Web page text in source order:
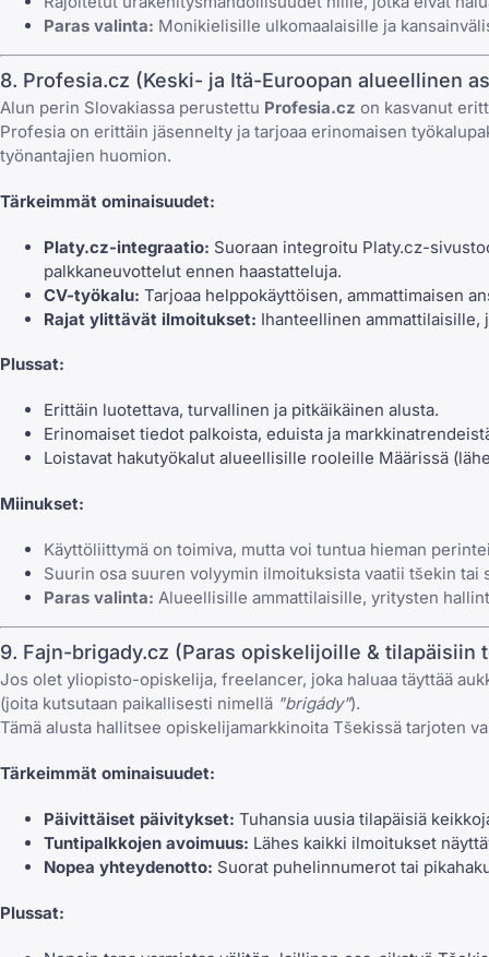
Paras valinta: Monikielisille ulkomaalaisille ja
8. Profesia.cz (Keski- ja Itä-Euroopan alueellinen
Alun perin Slovakiassa perustettu Profesia.cz on kasvanut
Profesia on erittäin jäsennelty ja tarjoaa erinomaisen
työnantajien huomion.
Tärkeimmät ominaisuudet:
Platy.cz-integraatio: Suoraan integroitu Platy.cz-
palkkaneuvottelut ennen haastatteluja.
CV-työkalu: Tarjoaa helppokäyttöisen, ammattimaisen
Rajat ylittävät ilmoitukset: Ihanteellinen ammattilaisille,
Plussat:
Erittäin luotettava, turvallinen ja pitkäikäinen alusta.
Erinomaiset tiedot palkoista, eduista ja
Loistavat hakutyökalut alueellisille rooleille Määrissä
Miinukset:
Käyttöliittymä on toimiva, mutta voi tuntua hieman
Suurin osa suuren volyymin ilmoituksista vaatii tšekin tai
Paras valinta: Alueellisille ammattilaisille, yritysten
9. Fajn-brigady.cz (Paras opiskelijoille & tilapäisiin
Jos olet yliopisto-opiskelija, freelancer, joka haluaa täyttää
(joita kutsutaan paikallisesti nimellä "brigády").
Tämä alusta hallitsee opiskelijamarkkinoita Tšekissä tarjoten
Tärkeimmät ominaisuudet:
Päivittäiset päivitykset: Tuhansia uusia tilapäisiä
Tuntipalkkojen avoimuus: Lähes kaikki ilmoitukset
Nopea yhteydenotto: Suorat puhelinnumerot tai
Plussat: